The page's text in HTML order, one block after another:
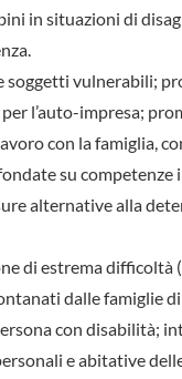
in situazioni di
soggetti vulnerabili;
l’auto-impresa;
con la famiglia,
su competenze
alternative alla
di estrema difficoltà
dalle famiglie
con disabilità;
e abitative